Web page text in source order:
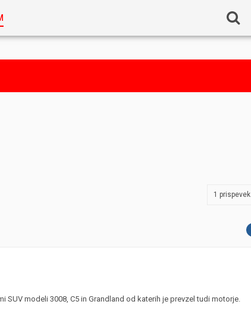
1 prispevek
modeli 3008, C5 in Grandland od katerih je prevzel tudi motorje.